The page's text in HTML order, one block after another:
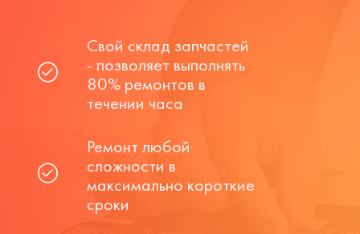
Свой склад запчастей
- позволяет выполнять
80% ремонтов в
течении часа
Ремонт любой
сложности в
максимально короткие
сроки